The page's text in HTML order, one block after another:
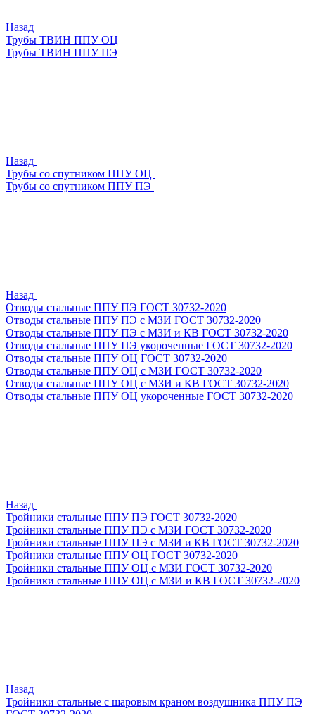
Назад
Трубы ТВИН ППУ ОЦ
Трубы ТВИН ППУ ПЭ
Назад
Трубы со спутником ППУ ОЦ
Трубы со спутником ППУ ПЭ
Назад
Отводы стальные ППУ ПЭ ГОСТ 30732-2020
Отводы стальные ППУ ПЭ с МЗИ ГОСТ 30732-2020
Отводы стальные ППУ ПЭ с МЗИ и КВ ГОСТ 30732-2020
Отводы стальные ППУ ПЭ укороченные ГОСТ 30732-2020
Отводы стальные ППУ ОЦ ГОСТ 30732-2020
Отводы стальные ППУ ОЦ с МЗИ ГОСТ 30732-2020
Отводы стальные ППУ ОЦ с МЗИ и КВ ГОСТ 30732-2020
Отводы стальные ППУ ОЦ укороченные ГОСТ 30732-2020
Назад
Тройники стальные ППУ ПЭ ГОСТ 30732-2020
Тройники стальные ППУ ПЭ с МЗИ ГОСТ 30732-2020
Тройники стальные ППУ ПЭ с МЗИ и КВ ГОСТ 30732-2020
Тройники стальные ППУ ОЦ ГОСТ 30732-2020
Тройники стальные ППУ ОЦ с МЗИ ГОСТ 30732-2020
Тройники стальные ППУ ОЦ с МЗИ и КВ ГОСТ 30732-2020
Назад
Тройники стальные с шаровым краном воздушника ППУ ПЭ